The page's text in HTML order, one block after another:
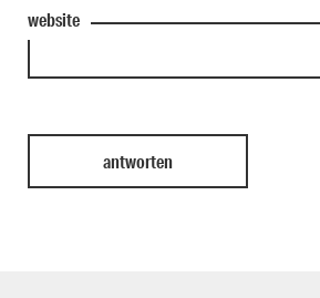
website